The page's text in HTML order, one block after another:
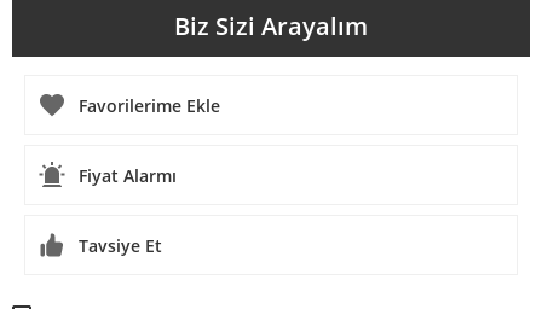
Biz Sizi Arayalım
Fiyat Alarmı
Tavsiye Et